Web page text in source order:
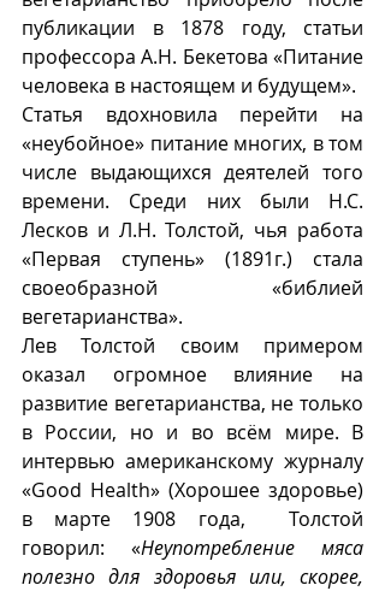
публикации в 1878 году, статьи
профессора А.Н. Бекетова «Питание
человека в настоящем и будущем».
Статья вдохновила перейти на
«неубойное» питание многих, в том
числе выдающихся деятелей того
времени. Среди них были Н.С.
Лесков и Л.Н. Толстой, чья работа
«Первая ступень» (1891г.) стала
своеобразной «библией
вегетарианства».
Лев Толстой своим примером
оказал огромное влияние на
развитие вегетарианства, не только
в России, но и во всём мире. В
интервью американскому журналу
«Good Health» (Хорошее здоровье)
в марте 1908 года,  Толстой
говорил: «Неупотребление мяса
полезно для здоровья или, скорее,